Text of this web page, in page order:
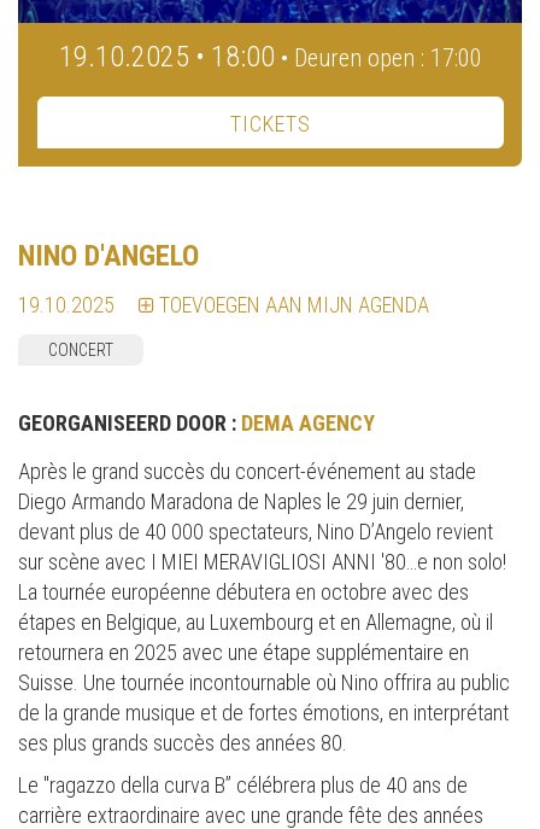
19.10.2025 • 18:00 • Deuren open : 17:00
TICKETS
NINO D'ANGELO
19.10.2025 TOEVOEGEN AAN MIJN AGENDA
CONCERT
GEORGANISEERD DOOR : DEMA AGENCY
Après le grand succès du concert-événement au stade
Diego Armando Maradona de Naples le 29 juin dernier,
devant plus de 40 000 spectateurs, Nino D’Angelo revient
sur scène avec I MIEI MERAVIGLIOSI ANNI '80…e non solo!
La tournée européenne débutera en octobre avec des
étapes en Belgique, au Luxembourg et en Allemagne, où il
retournera en 2025 avec une étape supplémentaire en
Suisse. Une tournée incontournable où Nino offrira au public
de la grande musique et de fortes émotions, en interprétant
ses plus grands succès des années 80.
Le "ragazzo della curva B” célébrera plus de 40 ans de
carrière extraordinaire avec une grande fête des années